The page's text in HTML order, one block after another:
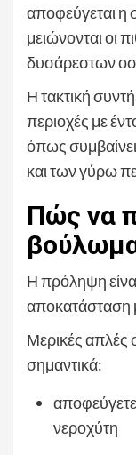
αποφεύγεται η
μειώνονται οι
δυσάρεστων
Η τακτική
περιοχές με
όπως
και των γύρω
Πώς να
Η πρόληψη
αποκατάσταση
Μερικές απλές
σημαντικά:
αποφεύγετε
νεροχύτη